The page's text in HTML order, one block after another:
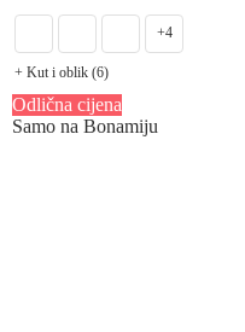
+4
+ Kut i oblik (6)
Odlična cijena
Samo na Bonamiju